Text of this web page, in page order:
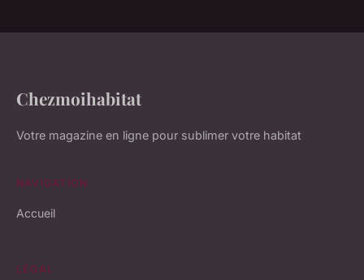
Chezmoihabitat
Votre magazine en ligne pour sublimer votre habitat
NAVIGATION
Accueil
LÉGAL